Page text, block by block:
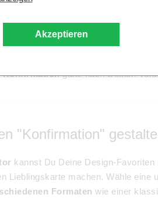
Akzeptieren
oder Eukalyptus-Zweige im
Blanko Design Vorlagen und
das im Handumdrehen. Alles,
Suche am
Konfirmationganz nach Deinen
"Konfirmation"
kannst Du Deine Design-
Lieblingskarte machen. Wähle eine
Formaten wie einer